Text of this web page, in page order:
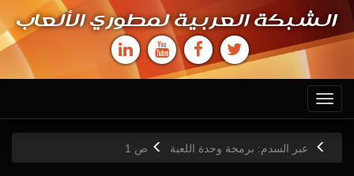
الشبكة العربية لمطوري الألعاب
Toggle
navigation
عبر السدم: برمجة وحدة اللعبة ص